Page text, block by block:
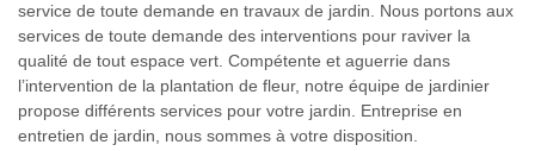
service de toute demande en travaux de jardin. Nous portons aux
services de toute demande des interventions pour raviver la
qualité de tout espace vert. Compétente et aguerrie dans
l’intervention de la plantation de fleur, notre équipe de jardinier
propose différents services pour votre jardin. Entreprise en
entretien de jardin, nous sommes à votre disposition.